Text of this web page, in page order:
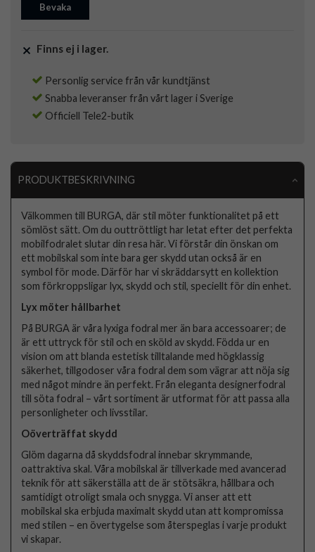
Bevaka
Finns ej i lager.
Personlig service från vår kundtjänst
Snabba leveranser från vårt lager i Sverige
Officiell Tele2-butik
PRODUKTBESKRIVNING
Välkommen till BURGA, där stil möter funktionalitet på ett
sömlöst sätt. Om du outtröttligt har letat efter det perfekta
mobilfodralet slutar din resa här. Vi förstår din önskan om
ett mobilskal som inte bara ger skydd utan också är en
symbol för mode. Därför har vi skräddarsytt en kollektion
som förkroppsligar lyx, skydd och stil, speciellt för din enhet.
Lyx möter hållbarhet
På BURGA är våra lyxiga fodral mer än bara accessoarer; de
är ett uttryck för stil och en sköld av skydd. Födda ur en
vision om att blanda estetisk tilltalande med högklassig
säkerhet, tillgodoser våra fodral dem som vägrar att nöja sig
med något mindre än perfekt. Från eleganta designerfodral
till söta fodral – vårt sortiment är utformat för att passa alla
personligheter och livsstilar.
Oöverträffat skydd
Glöm dagarna då skyddsfodral innebar skrymmande,
oattraktiva skal. Våra mobilskal är tillverkade med avancerad
teknik för att säkerställa att de är stötsäkra, hållbara och
samtidigt otroligt smala och snygga. Vi anser att ett
mobilskal ska erbjuda maximalt skydd utan att kompromissa
med stilen – en övertygelse som återspeglas i varje produkt
vi skapar.